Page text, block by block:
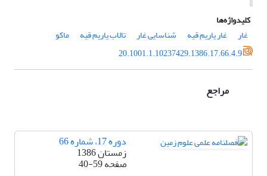
کلیدواژه‌ها
غار
غار یاریم قیه شناسایی غار تالاب یاریم قیه
ماکو
20.1001.1.10237429.1386.17.66.4.9
مراجع
دوره 17، شماره 66
زمستان 1386
صفحه40-59